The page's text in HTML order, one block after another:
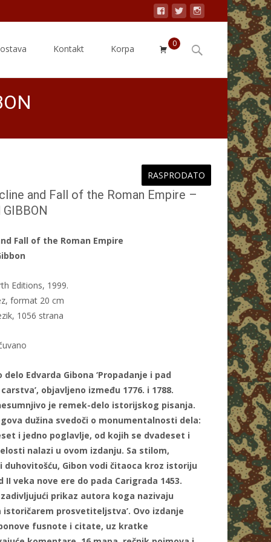
Kontakt Korpa 0
Search
RASPRODATO
and Fall of the Roman Empire –
Fall of the Roman Empire
Editions, 1999.
format 20 cm
1056 strana
delo Edvarda Gibona ‘Propadanje i pad
objavljeno između 1776. i 1788.
je remek-delo istorijskog pisanja.
dužina svedoči o monumentalnosti dela:
i jedno poglavlje, od kojih se dvadeset i
nalazi u ovom izdanju. Sa stilom,
duhovitošću, Gibon vodi čitaoca kroz istoriju
II veka nove ere do pada Carigrada 1453.
prikaz autora koga nazivaju
istoričarem prosvetiteljstva’. Ovo izdanje
fusnote i citate, uz kratke